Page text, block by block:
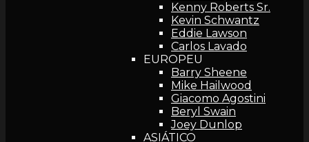
Kenny Roberts Sr.
Kevin Schwantz
Eddie Lawson
Carlos Lavado
EUROPEU
Barry Sheene
Mike Hailwood
Giacomo Agostini
Beryl Swain
Joey Dunlop
ASIÁTICO